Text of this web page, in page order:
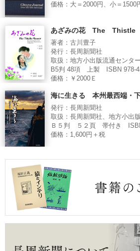
価格：大＝2000円、小＝1500
あざみの花 The Thistle
著者：古川豊子
発行：長周新聞社
取扱：地方小出版流通センター
B5判 48項 上製 ISBN 978-4-
価格：￥2000Ｅ
海に生きる 本州最西端・
発行：長周新聞社
取扱：長周新聞社、地方小出
Ｂ５判 ５２頁 帯付き
価格：1,600円＋税